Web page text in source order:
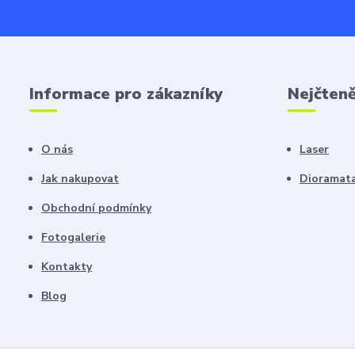
Informace pro zákazníky
O nás
Jak nakupovat
Obchodní podmínky
Fotogalerie
Kontakty
Blog
Laser